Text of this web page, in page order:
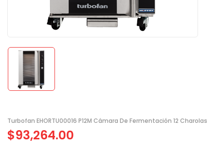
Turbofan EHORTU00016 P12M Cámara De Fermentación 12 Charolas
$93,264.00